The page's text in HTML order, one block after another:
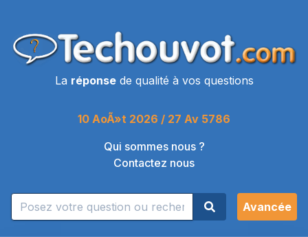
La réponsede qualité à vos questions
10 AoÃ»t 2026 / 27 Av 5786
Qui sommes nous ?
Contactez nous
Avancée